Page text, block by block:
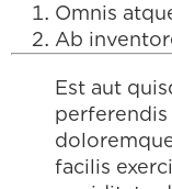
Omnis
Ab
Est aut
perferendis
facilis